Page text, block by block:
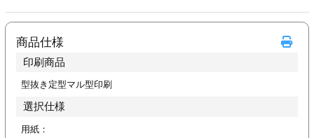
印刷
リーブ印刷
加工
ァイル印刷
商品仕様
印刷商品
型抜き定型マル型印刷
選択仕様
用紙：